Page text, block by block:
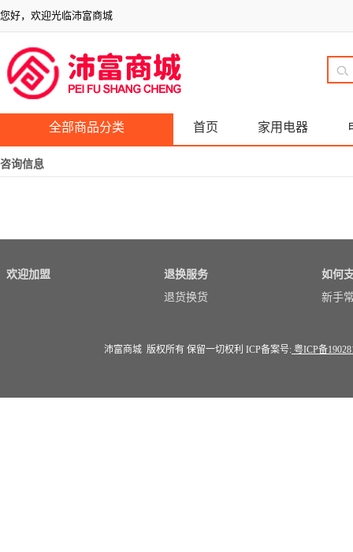
您好，欢迎光临沛富商城
全部商品分类 首页 家用电器
咨询信息
欢迎加盟
退换服务
退货换货
如何
新手
沛富商城 版权所有 保留一切权利 ICP备案号: 粤ICP备